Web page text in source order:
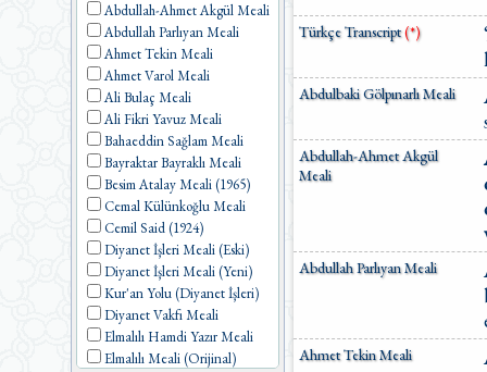
Abdullah-Ahmet Akgül Meali
Abdullah Parlıyan Meali
Ahmet Tekin Meali
Ahmet Varol Meali
Ali Bulaç Meali
Ali Fikri Yavuz Meali
Bahaeddin Sağlam Meali
Bayraktar Bayraklı Meali
Besim Atalay Meali (1965)
Cemal Külünkoğlu Meali
Cemil Said (1924)
Diyanet İşleri Meali (Eski)
Diyanet İşleri Meali (Yeni)
Kur'an Yolu (Diyanet İşleri)
Diyanet Vakfı Meali
Elmalılı Hamdi Yazır Meali
Elmalılı Meali (Orijinal)
Türkçe Transcript(*)
Abdulbaki Gölpınarlı Meali
Abdullah-Ahmet Akgül
Meali
Abdullah Parlıyan Meali
Ahmet Tekin Meali